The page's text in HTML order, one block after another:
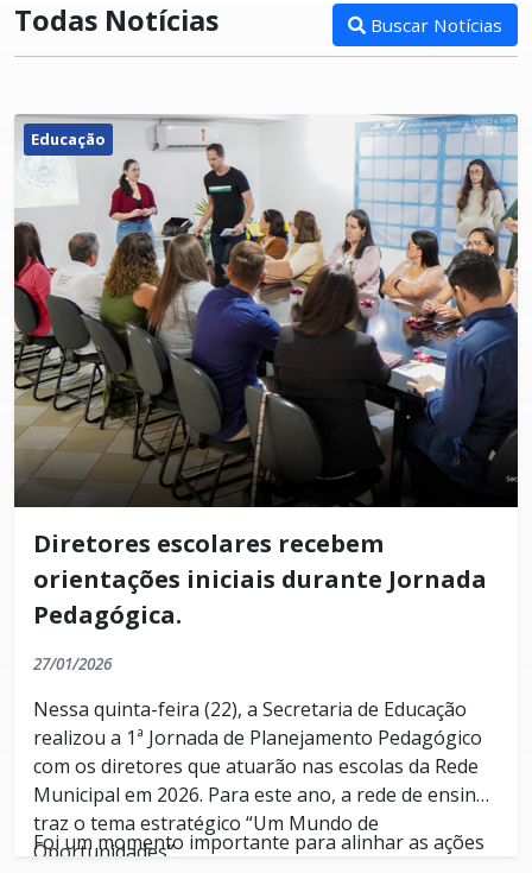
Todas Notícias Buscar Notícias
Educação
Diretores escolares recebem
orientações iniciais durante Jornada
Pedagógica.
27/01/2026
Nessa quinta-feira (22), a Secretaria de Educação
realizou a 1ª Jornada de Planejamento Pedagógico
com os diretores que atuarão nas escolas da Rede
Municipal em 2026. Para este ano, a rede de ensino
traz o tema estratégico “Um Mundo de
Oportunidades”.
Foi um momento importante para alinhar as ações